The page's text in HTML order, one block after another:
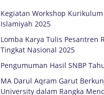
Kegiatan Workshop
Islamiyah 2025
Lomba Karya Tulis Pesantren
Tingkat Nasional 2025
Pengumuman Hasil SNBP
MA Darul Aqram Garut
University dalam Rangka